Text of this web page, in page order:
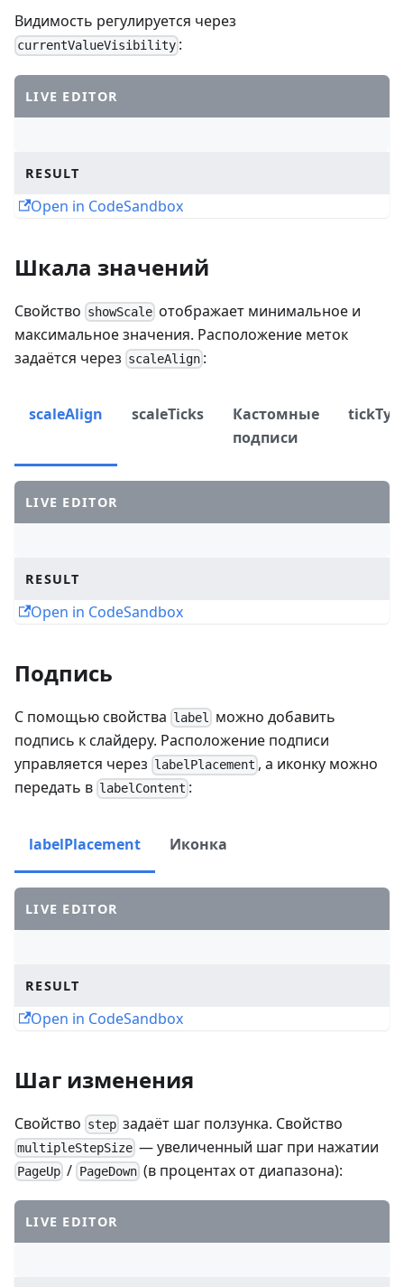
Видимость регулируется через
currentValueVisibility :
LIVE EDITOR
RESULT
Open in CodeSandbox
Шкала значений
Свойство showScale отображает минимальное и
максимальное значения. Расположение меток
задаётся через scaleAlign :
scaleAlign scaleTicks
Кастомные
подписи
LIVE EDITOR
RESULT
Open in CodeSandbox
Подпись
С помощью свойства label
можно добавить
подпись к слайдеру. Расположение подписи
управляется через labelPlacement , а иконку можно
передать в
labelContent :
labelPlacement Иконка
LIVE EDITOR
RESULT
Open in CodeSandbox
Шаг изменения
Свойство step задаёт шаг ползунка. Свойство
multipleStepSize — увеличенный шаг при нажатии
PageUp / PageDown(в процентах от диапазона):
LIVE EDITOR